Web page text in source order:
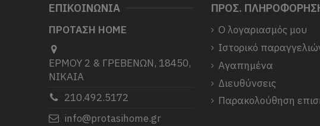
ΕΠΙΚΟΙΝΩΝΙΑ
ΠΡΟΤΑΣΗ HOME
ΕΡΜΟΥ 2 & ΓΡΕΒΕΝΩΝ, 18450,
ΝΙΚΑΙΑ
210.492.5172
info@protasihome.gr
ΠΡΟΣ.
Ο λογαριασμός μου
Ιστορικό
Αγαπημένα
Διευθύνσεις
Παρακολούθηση